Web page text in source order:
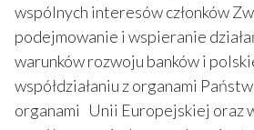
wspólnych interesów członków
podejmowanie i wspieranie
warunków rozwoju banków i
współdziałaniu z organami
organami Unii Europejskiej oraz